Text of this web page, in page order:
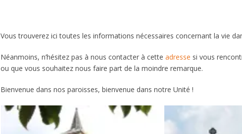
Vous trouverez ici toutes les informations nécessaires concernant la vie
Néanmoins, n’hésitez pas à nous contacter à cette adresse si vous
ou que vous souhaitez nous faire part de la moindre remarque.
Bienvenue dans nos paroisses, bienvenue dans notre Unité !